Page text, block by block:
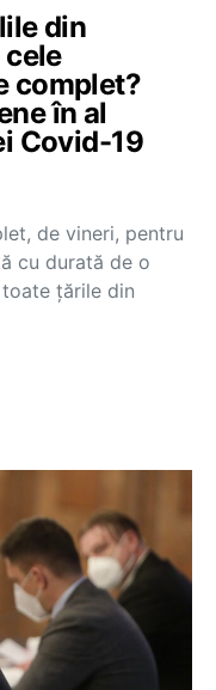
din
cele
complet?
în al
Covid-19
de vineri, pentru
cu durată de o
țările din